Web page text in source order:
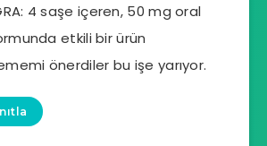
4 saşe içeren, 50 mg oral
etkili bir ürün
önerdiler bu işe yarıyor.